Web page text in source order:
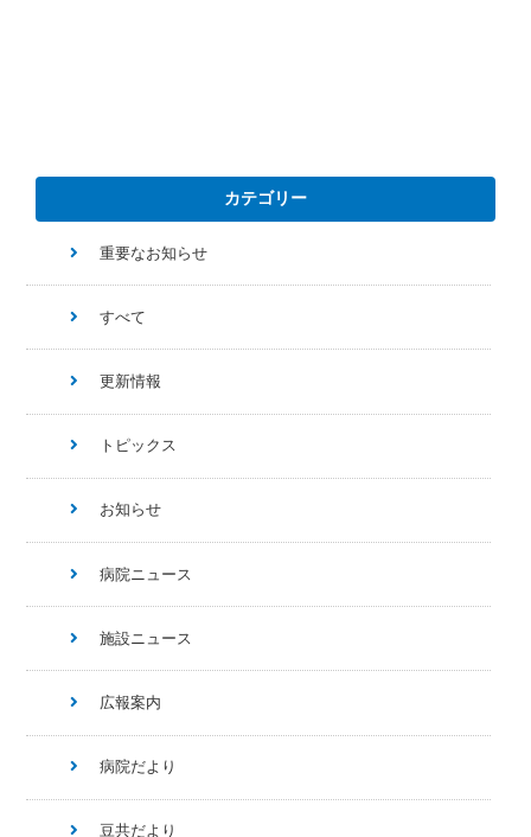
カテゴリー
重要なお知らせ
すべて
更新情報
トピックス
お知らせ
病院ニュース
施設ニュース
広報案内
病院だより
豆共だより